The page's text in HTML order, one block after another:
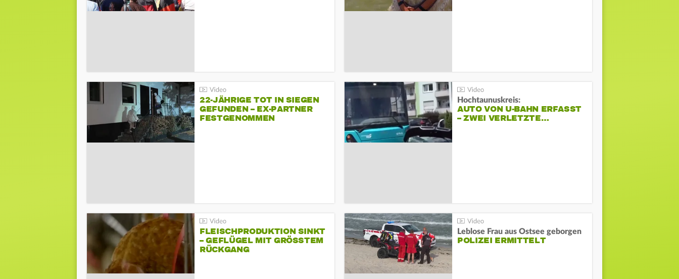
22-JÄHRIGE TOT IN SIEGEN
GEFUNDEN – EX-PARTNER
FESTGENOMMEN
Hochtaunuskreis:
AUTO VON U-BAHN ERFASST
– ZWEI VERLETZTE…
FLEISCHPRODUKTION SINKT
– GEFLÜGEL MIT GRÖSSTEM R
ÜCKGANG
Leblose Frau aus Ostsee geborgen
POLIZEI ERMITTELT